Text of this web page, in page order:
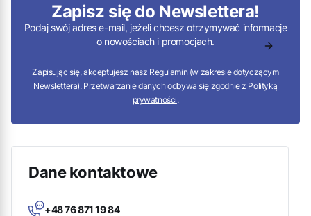
Zapisz się do Newslettera!
Podaj swój adres e-mail, jeżeli chcesz otrzymywać informacje
o nowościach i promocjach.
Zapisując się, akceptujesz nasz Regulamin (w zakresie dotyczącym
Newslettera). Przetwarzanie danych odbywa się zgodnie z Polityką
prywatności.
Dane kontaktowe
+48 76 871 19 84